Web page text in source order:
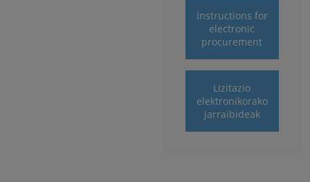
Instructions for
electronic
procurement
Lizitazio
elektronikorako
jarraibideak